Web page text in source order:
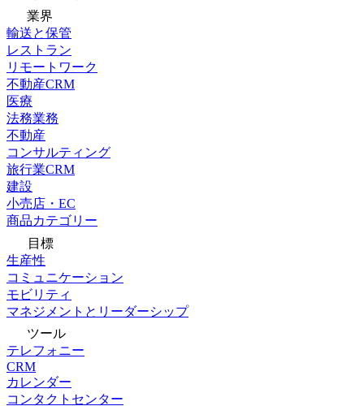
業界
輸送と保管
レストラン
リモートワーク
不動産CRM
医療
法務業務
不動産
コンサルティング
旅行業CRM
建設
小売店・EC
商品カテゴリー
目標
生産性
コミュニケーション
モビリティ
マネジメントとリーダーシップ
ツール
テレフォニー
CRM
カレンダー
コンタクトセンター